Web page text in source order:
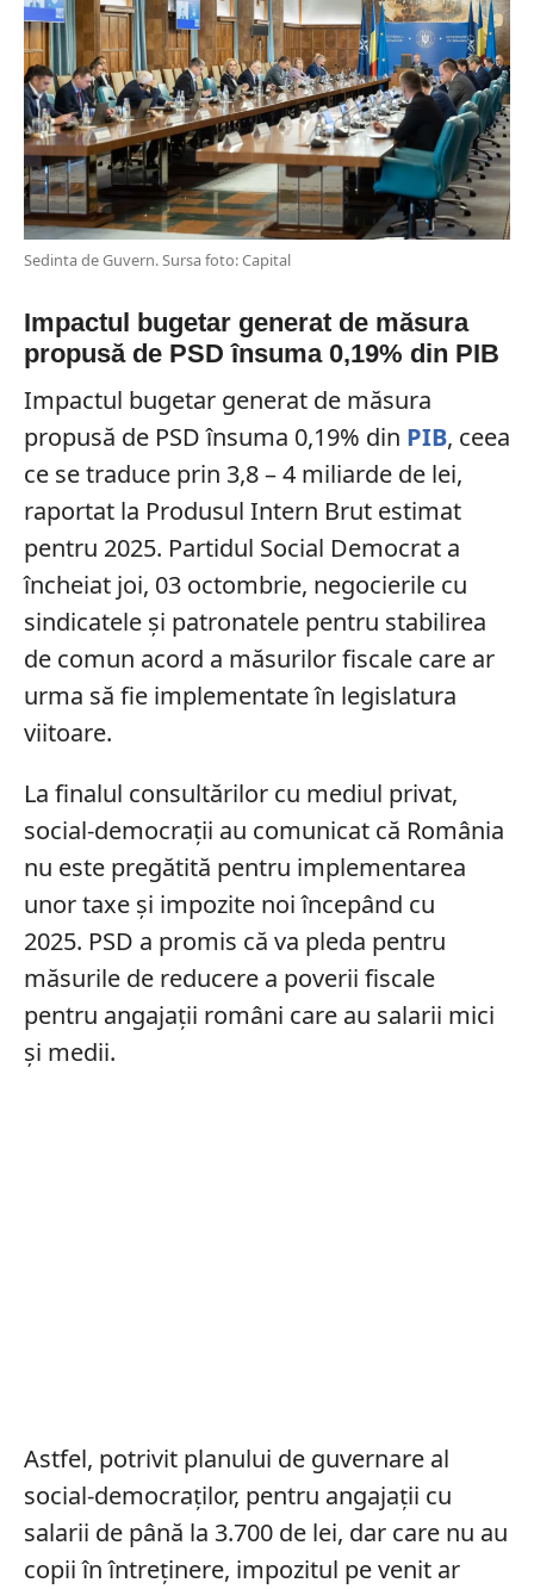
Sedinta de Guvern. Sursa foto: Capital
Impactul bugetar generat de măsura
propusă de PSD însuma 0,19% din PIB
Impactul bugetar generat de măsura
propusă de PSD însuma 0,19% din PIB, ceea
ce se traduce prin 3,8 – 4 miliarde de lei,
raportat la Produsul Intern Brut estimat
pentru 2025. Partidul Social Democrat a
încheiat joi, 03 octombrie, negocierile cu
sindicatele și patronatele pentru stabilirea
de comun acord a măsurilor fiscale care ar
urma să fie implementate în legislatura
viitoare.
La finalul consultărilor cu mediul privat,
social-democrații au comunicat că România
nu este pregătită pentru implementarea
unor taxe și impozite noi începând cu
2025. PSD a promis că va pleda pentru
măsurile de reducere a poverii fiscale
pentru angajații români care au salarii mici
și medii.
Astfel, potrivit planului de guvernare al
social-democraților, pentru angajații cu
salarii de până la 3.700 de lei, dar care nu au
copii în întreținere, impozitul pe venit ar